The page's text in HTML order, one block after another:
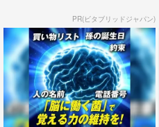
PR(ビタブリッドジャパン)